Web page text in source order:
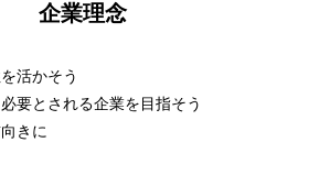
企業理念
活かそう
要とされる企業を目指そう
きに